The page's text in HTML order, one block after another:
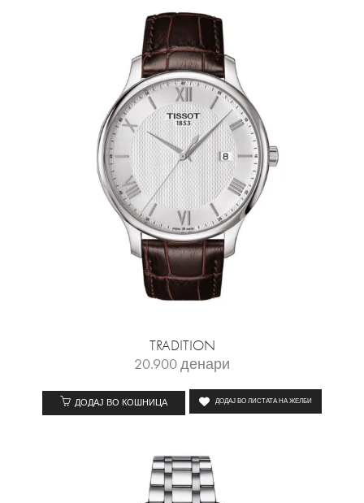
TRADITION
20.900денари
ДОДАЈ ВО КОШНИЦА ДОДАЈ ВО ЛИСТАТА НА ЖЕЛБИ